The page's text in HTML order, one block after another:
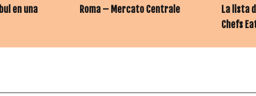
en una
Roma – Mercato Centrale
La lista
Chefs